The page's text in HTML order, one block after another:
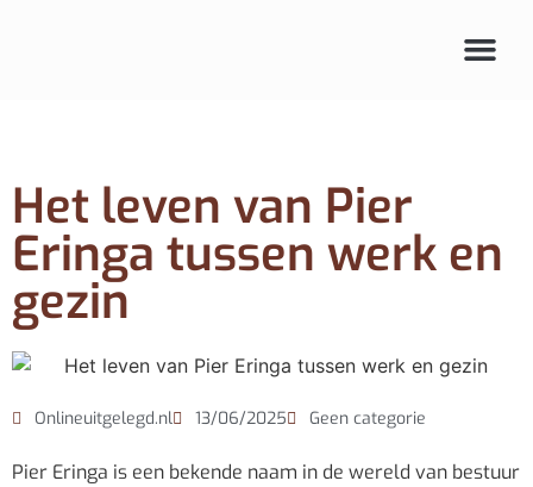
Het leven van Pier
Eringa tussen werk en
gezin
Onlineuitgelegd.nl 13/06/2025 Geen categorie
Pier Eringa is een bekende naam in de wereld van bestuur